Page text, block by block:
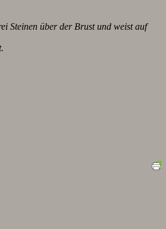
Steinen über der Brust und weist auf